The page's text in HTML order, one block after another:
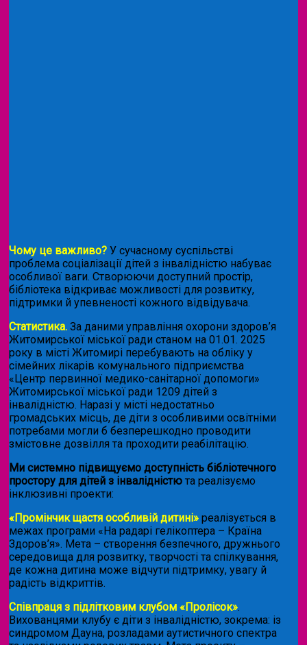
Чому це важливо? У сучасному суспільстві
проблема соціалізації дітей з інвалідністю набуває
особливої ваги. Створюючи доступний простір,
бібліотека відкриває можливості для розвитку,
підтримки й упевненості кожного відвідувача.
Статистика. За даними управління охорони здоров’я
Житомирської міської ради станом на 01.01. 2025
року в місті Житомирі перебувають на обліку у
сімейних лікарів комунального підприємства
«Центр первинної медико-санітарної допомоги»
Житомирської міської ради 1209 дітей з
інвалідністю. Наразі у місті недостатньо
громадських місць, де діти з особливими освітніми
потребами могли б безперешкодно проводити
змістовне дозвілля та проходити реабілітацію.
Ми системно підвищуємо доступність бібліотечного
простору для дітей з інвалідністю та реалізуємо
інклюзивні проекти:
«Промінчик щастя особливій дитині» реалізується в
межах програми «На радарі гелікоптера – Країна
Здоров’я». Мета – створення безпечного, дружнього
середовища для розвитку, творчості та спілкування,
де кожна дитина може відчути підтримку, увагу й
радість відкриттів.
Співпраця з підлітковим клубом «Пролісок».
Вихованцями клубу є діти з інвалідністю, зокрема: із
синдромом Дауна, розладами аутистичного спектра